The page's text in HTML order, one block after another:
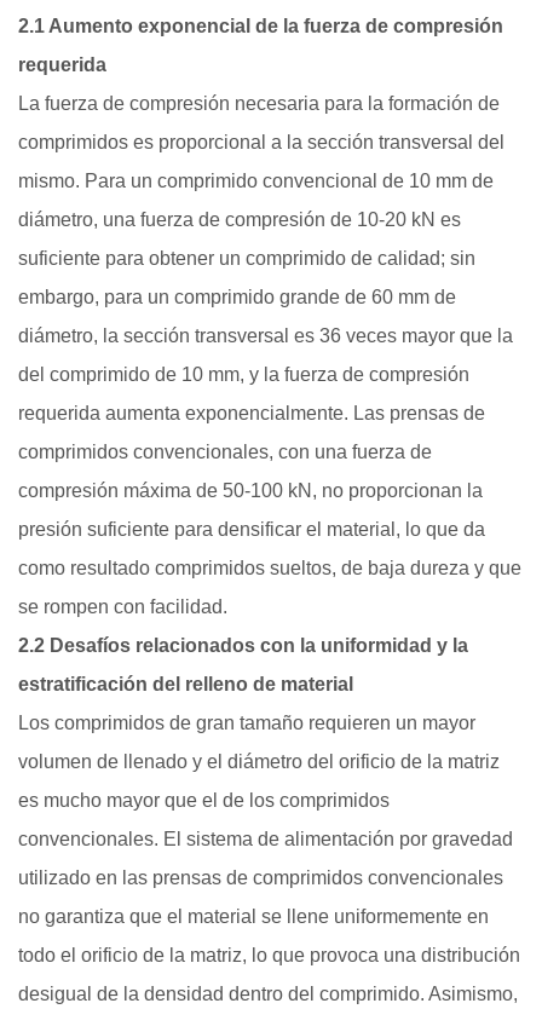
2.1 Aumento exponencial de la fuerza de compresión
requerida
La fuerza de compresión necesaria para la formación de
comprimidos es proporcional a la sección transversal del
mismo. Para un comprimido convencional de 10 mm de
diámetro, una fuerza de compresión de 10-20 kN es
suficiente para obtener un comprimido de calidad; sin
embargo, para un comprimido grande de 60 mm de
diámetro, la sección transversal es 36 veces mayor que la
del comprimido de 10 mm, y la fuerza de compresión
requerida aumenta exponencialmente. Las prensas de
comprimidos convencionales, con una fuerza de
compresión máxima de 50-100 kN, no proporcionan la
presión suficiente para densificar el material, lo que da
como resultado comprimidos sueltos, de baja dureza y que
se rompen con facilidad.
2.2 Desafíos relacionados con la uniformidad y la
estratificación del relleno de material
Los comprimidos de gran tamaño requieren un mayor
volumen de llenado y el diámetro del orificio de la matriz
es mucho mayor que el de los comprimidos
convencionales. El sistema de alimentación por gravedad
utilizado en las prensas de comprimidos convencionales
no garantiza que el material se llene uniformemente en
todo el orificio de la matriz, lo que provoca una distribución
desigual de la densidad dentro del comprimido. Asimismo,